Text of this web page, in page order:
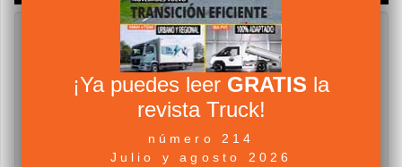
¡Ya puedes leer GRATIS la
revista Truck!
número 214
Julio y agosto 2026